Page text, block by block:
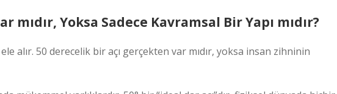
mıdır, Yoksa Sadece Kavramsal Bir Yapı mıdır?
alır. 50 derecelik bir açı gerçekten var mıdır, yoksa insan zihninin